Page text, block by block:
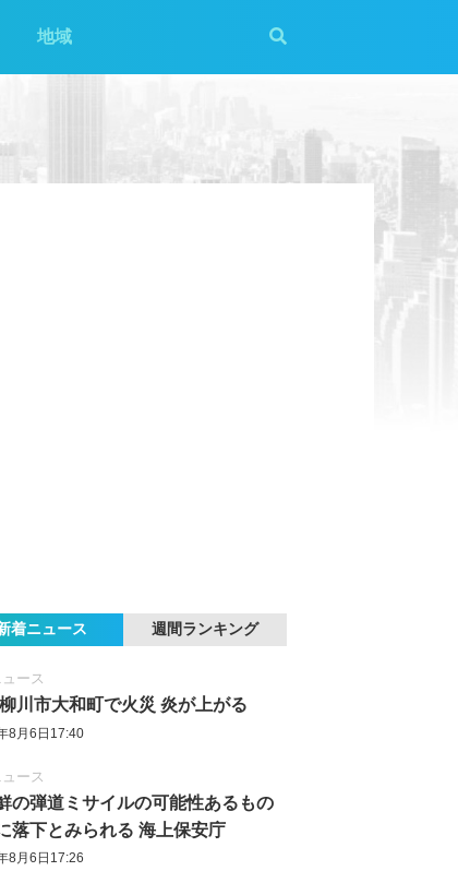
地域
着ニュース 週間ランキング
ース
川市大和町で火災 炎が上がる
8月6日17:40
ース
の弾道ミサイルの可能性あるもの
落下とみられる 海上保安庁
8月6日17:26